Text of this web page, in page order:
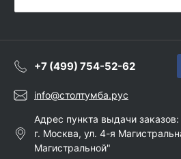
+7 (499) 754-52-62
info@столтумба.рус
Адрес пункта выдачи заказов:
г. Москва, ул. 4-я
Магистральной"